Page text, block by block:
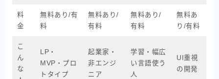
料
金
無料あり/有
料
無料あり/
有料
無料あり/
有料
無料あ
り/有料
こ
ん
な
LP・
MVP・プロ
トタイプ
起業家・
非エンジ
ニア
学習・幅広
い言語使う
人
UI重視
の開発